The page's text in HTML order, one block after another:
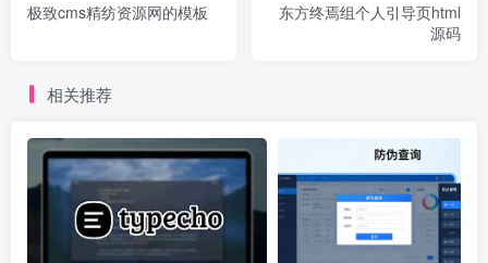
极致cms精纺资源网的模板
东方终焉组个人引导页html
源码
相关推荐